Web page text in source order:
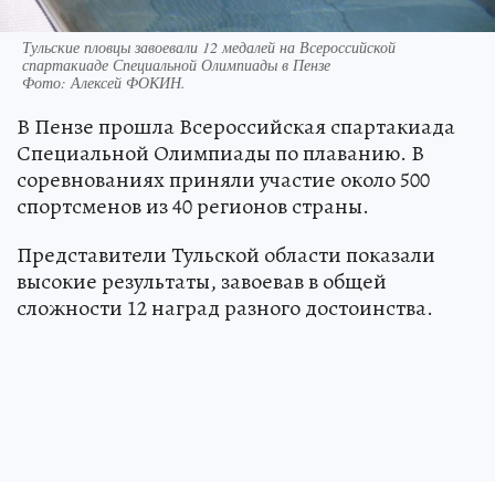
Тульские пловцы завоевали 12 медалей на Всероссийской
спартакиаде Специальной Олимпиады в Пензе
Фото: Алексей ФОКИН.
В Пензе прошла Всероссийская спартакиада
Специальной Олимпиады по плаванию. В
соревнованиях приняли участие около 500
спортсменов из 40 регионов страны.
Представители Тульской области показали
высокие результаты, завоевав в общей
сложности 12 наград разного достоинства.